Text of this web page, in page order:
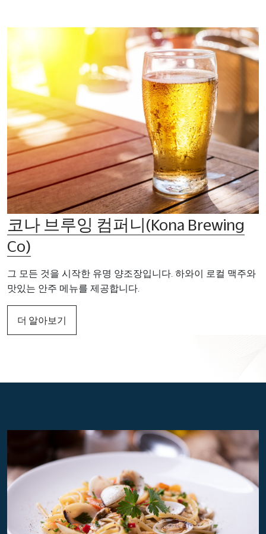
코나 브루잉 컴퍼니(Kona Brewing
Co)
그 모든 것을 시작한 유명 양조장입니다. 하와이 로컬 맥주와
맛있는 안주 메뉴를 제공합니다.
더 알아보기